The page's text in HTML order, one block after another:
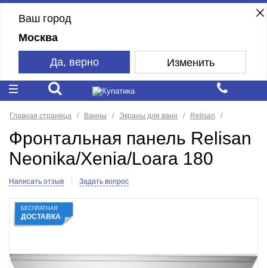
Ваш город
Москва
Да, верно Изменить
Главная страница Ванны Экраны для ванн Relisan
Фронтальная панель Relisan
Neonika/Xenia/Loara 180
Написать отзыв Задать вопрос
БЕСПЛАТНАЯ
ДОСТАВКА